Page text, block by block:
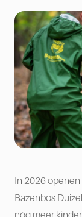
In 2026
Bazenbos